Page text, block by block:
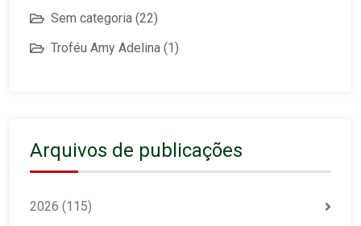
Sem categoria (22)
Troféu Amy Adelina (1)
Arquivos de publicações
2026 (115)